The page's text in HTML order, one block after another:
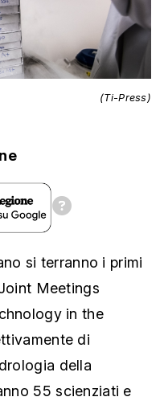
(Ti-Press)
si terranno i primi
Meetings
in the
di
della
55 scienziati e